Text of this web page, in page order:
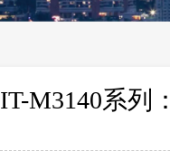
IT-M3140系列